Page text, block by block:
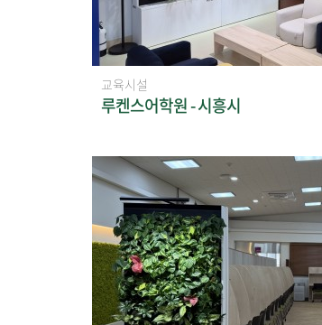
교육시설
루켄스어학원 - 시흥시